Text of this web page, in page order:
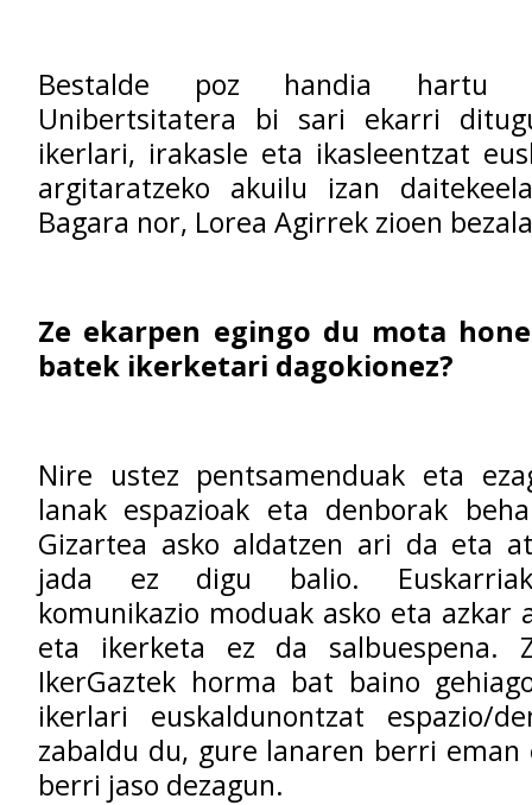
Bestalde poz handia hartu
Unibertsitatera bi sari ekarri
ikerlari, irakasle eta ikasleentzat
argitaratzeko akuilu izan
Bagara nor, Lorea Agirrek zioen
Ze ekarpen egingo du mota
batek ikerketari dagokionez?
Nire ustez pentsamenduak eta
lanak espazioak eta denborak
Gizartea asko aldatzen ari da eta
jada ez digu balio.
komunikazio moduak asko eta azkar
eta ikerketa ez da salbuespena.
IkerGaztek horma bat baino
ikerlari euskaldunontzat espazio/
zabaldu du, gure lanaren berri eman
berri jaso dezagun.